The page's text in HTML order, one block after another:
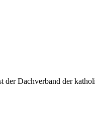
Dachverband der